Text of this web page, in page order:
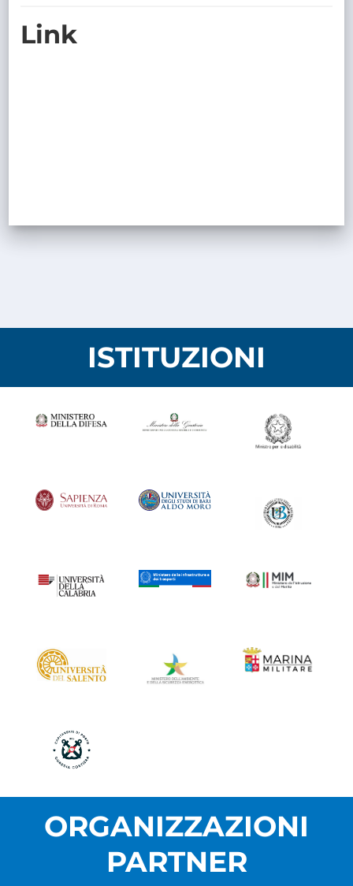
Link
ISTITUZIONI
ORGANIZZAZIONI
PARTNER